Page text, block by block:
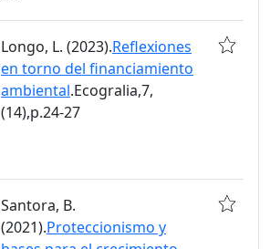
Longo, L. (2023).Reflexiones
en torno del financiamiento
ambiental.Ecogralia,7,
(14),p.24-27
Santora, B.
(2021).Proteccionismo y